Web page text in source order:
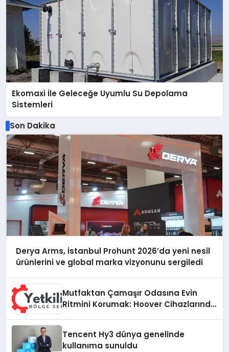
Ekomaxi İle Geleceğe Uyumlu Su Depolama
Sistemleri
Son Dakika
Derya Arms, İstanbul Prohunt 2026’da yeni nesil
ürünlerini ve global marka vizyonunu sergiledi
Mutfaktan Çamaşır Odasına Evin
Ritmini Korumak: Hoover Cihazlarında
Tencent Hy3 dünya genelinde
kullanıma sunuldu